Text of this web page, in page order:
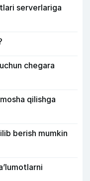
serverlariga
chegara
qilishga
berish mumkin